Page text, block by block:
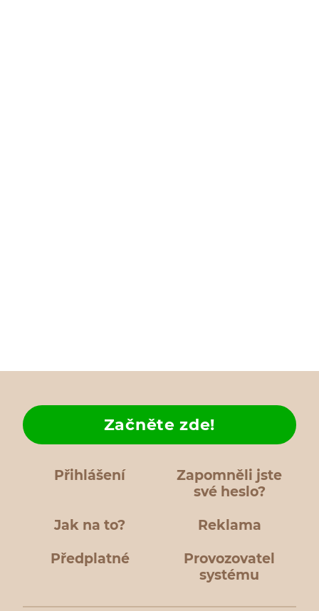
Přihlášení
Zapomněli jste
své heslo?
Jak na to?
Začněte zde!
Reklama
Předplatné
Provozovatel
systému